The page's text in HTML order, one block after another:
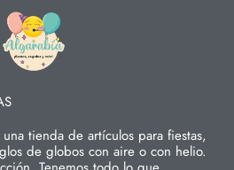
tienda de artículos para fiestas,
de globos con aire o con helio.